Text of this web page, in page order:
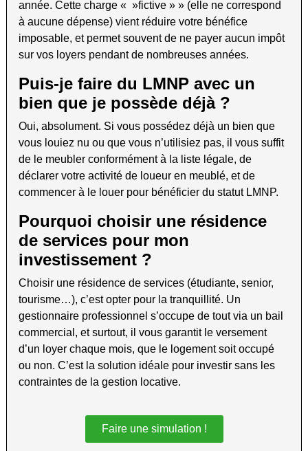
année. Cette charge « »fictive » » (elle ne correspond
à aucune dépense) vient réduire votre bénéfice
imposable, et permet souvent de ne payer aucun impôt
sur vos loyers pendant de nombreuses années.
Puis-je faire du LMNP avec un
bien que je possède déjà ?
Oui, absolument. Si vous possédez déjà un bien que
vous louiez nu ou que vous n’utilisiez pas, il vous suffit
de le meubler conformément à la liste légale, de
déclarer votre activité de loueur en meublé, et de
commencer à le louer pour bénéficier du statut LMNP.
Pourquoi choisir une résidence
de services pour mon
investissement ?
Choisir une résidence de services (étudiante, senior,
tourisme…), c’est opter pour la tranquillité. Un
gestionnaire professionnel s’occupe de tout via un bail
commercial, et surtout, il vous garantit le versement
d’un loyer chaque mois, que le logement soit occupé
ou non. C’est la solution idéale pour investir sans les
contraintes de la gestion locative.
Faire une simulation !